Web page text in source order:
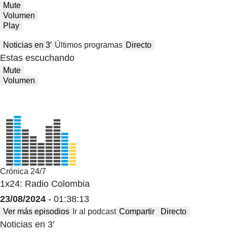
Mute
Volumen
Play
Noticias en 3′ Últimos programas Directo
Estas escuchando
Mute
Volumen
Crónica 24/7
1x24: Radio Colombia
23/08/2024 - 01:38:13
Ver más episodios Ir al podcast Compartir Directo
Noticias en 3′